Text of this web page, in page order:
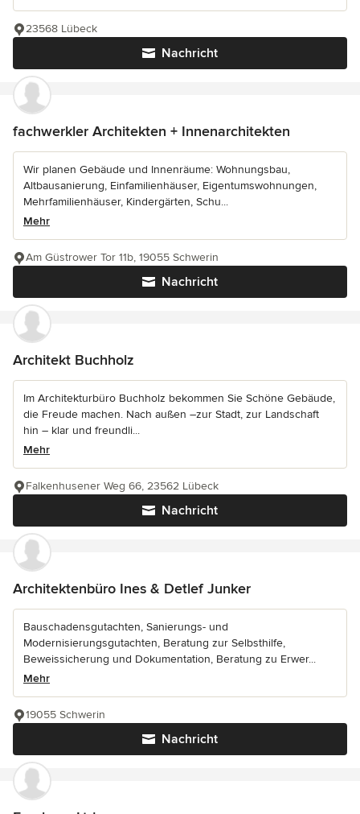
Nachricht
23568 Lübeck
fachwerkler Architekten + Innenarchitekten
Wir planen Gebäude und Innenräume: Wohnungsbau,
Altbausanierung, Einfamilienhäuser, Eigentumswohnungen,
Mehrfamilienhäuser, Kindergärten, Schu...
Mehr
Nachricht
Am Güstrower Tor 11b, 19055 Schwerin
Architekt Buchholz
Im Architekturbüro Buchholz bekommen Sie Schöne Gebäude,
die Freude machen. Nach außen –zur Stadt, zur Landschaft
hin – klar und freundli...
Mehr
Nachricht
Falkenhusener Weg 66, 23562 Lübeck
Architektenbüro Ines & Detlef Junker
Bauschadensgutachten, Sanierungs- und
Modernisierungsgutachten, Beratung zur Selbsthilfe,
Beweissicherung und Dokumentation, Beratung zu Erwer...
Mehr
Nachricht
19055 Schwerin